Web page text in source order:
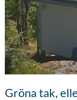
Gröna tak,